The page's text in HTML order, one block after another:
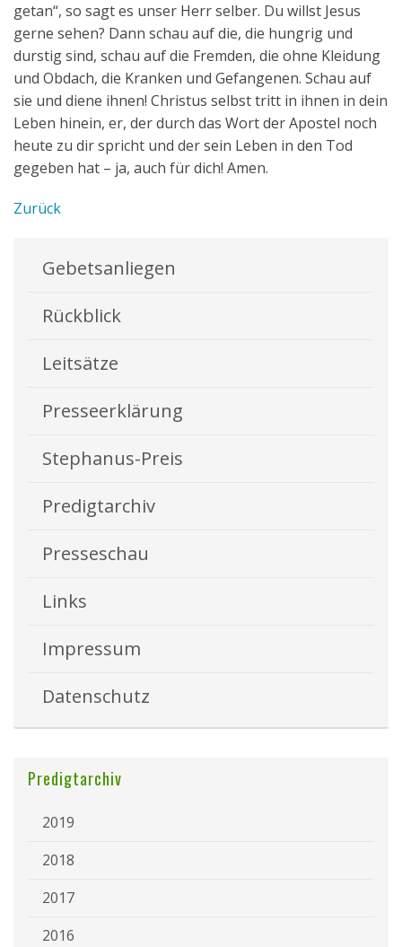
getan“, so sagt es unser Herr selber. Du willst Jesus
gerne sehen? Dann schau auf die, die hungrig und
durstig sind, schau auf die Fremden, die ohne Kleidung
und Obdach, die Kranken und Gefangenen. Schau auf
sie und diene ihnen! Christus selbst tritt in ihnen in dein
Leben hinein, er, der durch das Wort der Apostel noch
heute zu dir spricht und der sein Leben in den Tod
gegeben hat – ja, auch für dich! Amen.
Zurück
Gebetsanliegen
Rückblick
Leitsätze
Presseerklärung
Stephanus-Preis
Predigtarchiv
Presseschau
Links
Impressum
Datenschutz
Predigtarchiv
2019
2018
2017
2016